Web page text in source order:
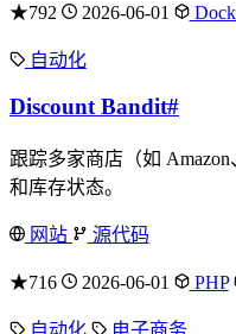
★792 2026-06-01
自动化
Discount Bandit#
跟踪多家商店（如
和库存状态。
网站 源代码
★716 2026-06-01 PHP